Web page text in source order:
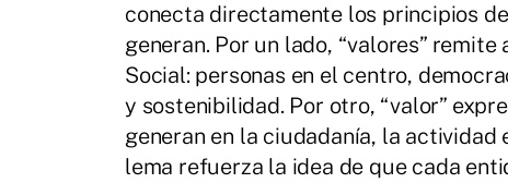
conecta directamente los principios
generan. Por un lado, “valores”
Social: personas en el centro,
y sostenibilidad. Por otro, “valor”
generan en la ciudadanía, la actividad
lema refuerza la idea de que cada